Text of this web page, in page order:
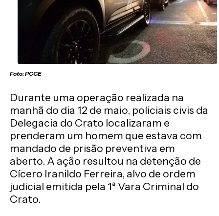
Foto:PCCE
Durante uma operação realizada na
manhã do dia 12 de maio, policiais civis da
Delegacia do Crato localizaram e
prenderam um homem que estava com
mandado de prisão preventiva em
aberto. A ação resultou na detenção de
Cícero Iranildo Ferreira, alvo de ordem
judicial emitida pela 1ª Vara Criminal do
Crato.